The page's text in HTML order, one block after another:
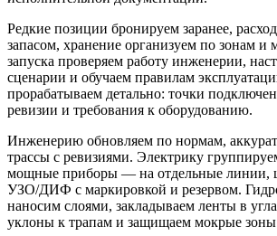
Редкие позиции бронируем заранее,
запасом, хранение организуем по зонам и
запуска проверяем работу инженерии,
сценарии и обучаем правилам
прорабатываем детально: точки
ревизии и требования к оборудованию.
Инженерию обновляем по нормам,
трассы с ревизиями. Электрику
мощные приборы — на отдельные линии,
УЗО/ДИФ с маркировкой и резервом.
наносим слоями, закладываем ленты в
уклоны к трапам и защищаем мокрые